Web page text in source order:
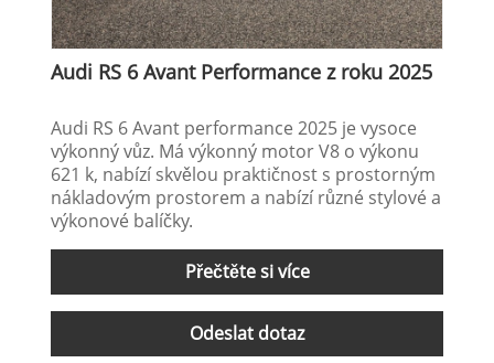
Audi RS 6 Avant Performance z roku 2025
Audi RS 6 Avant performance 2025 je vysoce
výkonný vůz. Má výkonný motor V8 o výkonu
621 k, nabízí skvělou praktičnost s prostorným
nákladovým prostorem a nabízí různé stylové a
výkonové balíčky.
Přečtěte si více
Odeslat dotaz